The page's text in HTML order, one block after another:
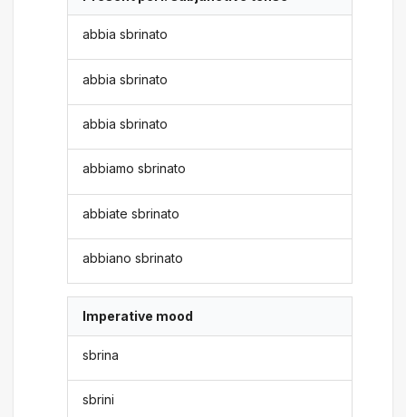
abbia sbrinato
abbia sbrinato
abbia sbrinato
abbiamo sbrinato
abbiate sbrinato
abbiano sbrinato
Imperative mood
sbrina
sbrini